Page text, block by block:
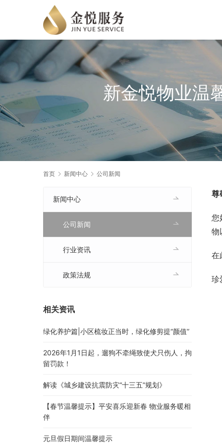
新金悦物业温
首页 新闻中心 公司新闻
尊
您
物
在
珍
新闻中心
公司新闻
行业资讯
政策法规
相关资讯
绿化养护篇|小区梳妆正当时，绿化修剪提“颜值”
2026年1月1日起，遛狗不牵绳致使犬只伤人，拘
留罚款！
解读《城乡建设抗震防灾“十三五”规划》
【春节温馨提示】平安喜乐迎新春 物业服务暖相
伴
元旦假日期间温馨提示